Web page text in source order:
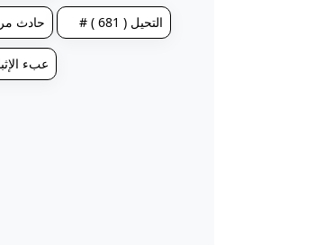
# حادث # التحيل ( 681 )
# عبء